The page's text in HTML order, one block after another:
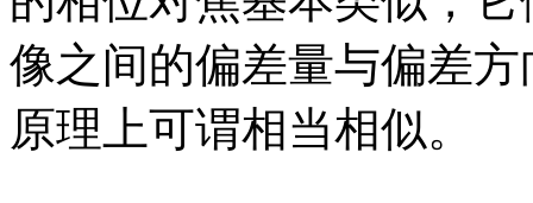
像之间的偏差量与偏差
原理上可谓相当相似。